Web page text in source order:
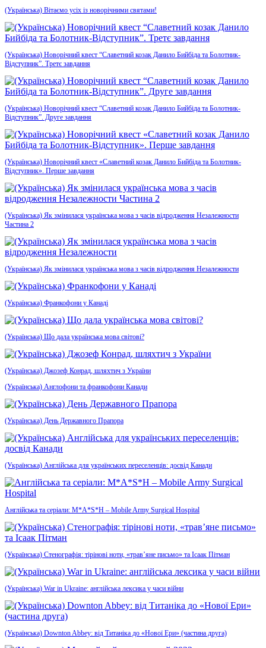
(Українська) Вітаємо усіх із новорічними святами!
(Українська) Новорічний квест “Славетний козак Данило Бийбіда та Болотник-
Відступник”. Третє завдання
(Українська) Новорічний квест “Славетний козак Данило Бийбіда та Болотник-
Відступник”. Друге завдання
(Українська) Новорічний квест «Славетний козак Данило Бийбіда та Болотник-
Відступник». Перше завдання
(Українська) Як змінилася українська мова з часів відродження Незалежности
Частина 2
(Українська) Як змінилася українська мова з часів відродження Незалежности
(Українська) Франкофони у Канаді
(Українська) Що дала українська мова світові?
(Українська) Джозеф Конрад, шляхтич з України
(Українська) Англофони та франкофони Канади
(Українська) День Державного Прапора
(Українська) Англійська для українських переселенців: досвід Канади
Англійська та серіали: M*A*S*H – Mobile Army Surgical Hospital
(Українська) Стенографія: тірінові ноти, «трав’яне письмо» та Ісаак Пітман
(Українська) War in Ukraine: англійська лексика у часи війни
(Українська) Downton Abbey: від Титаніка до «Нової Ери» (частина друга)